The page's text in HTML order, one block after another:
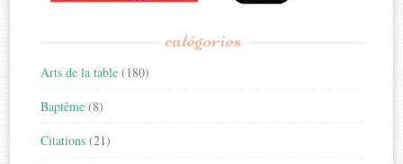
catégories
Arts de la table (180)
Baptême (8)
Citations (21)